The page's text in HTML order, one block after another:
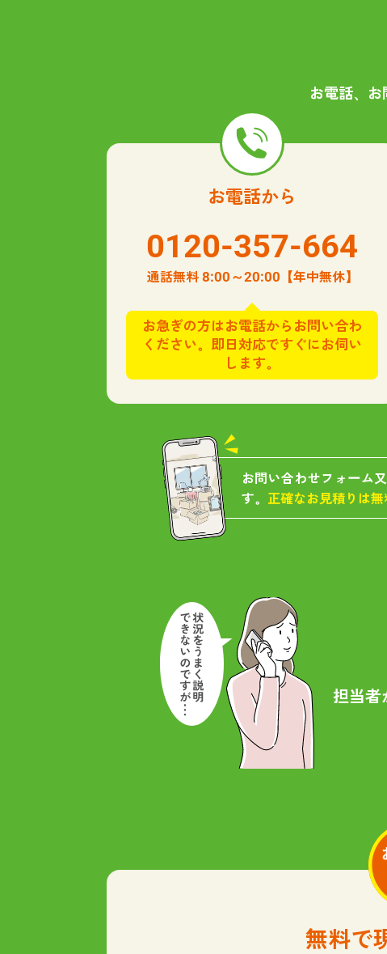
お電話、お
お電話から
0120-357-664
通話無料 8:00～20:00 【年中無休】
お急ぎの方はお電話からお問い合わ
ください。即日対応ですぐにお伺い
します。
お問い合わせフォーム
す。 正確なお見積りは
担当者
無料で